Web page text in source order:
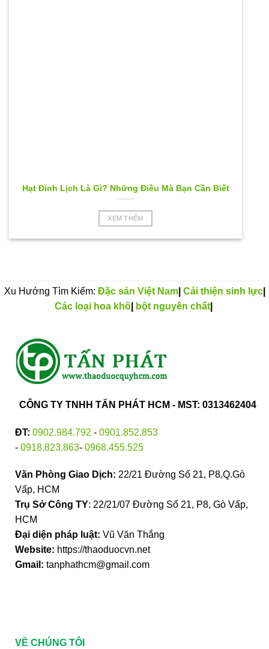
Hạt Đình Lịch Là Gì? Những Điều Mà Bạn Cần Biết
XEM THÊM
Xu Hướng Tìm Kiếm: Đặc sản Việt Nam| Cải thiện sinh lực|
Các loại hoa khô| bột nguyên chất|
CÔNG TY TNHH TẤN PHÁT HCM - MST: 0313462404
ĐT: 0902.984.792 - 0901.852.853
- 0918.823.863- 0968.455.525
Văn Phòng Giao Dịch: 22/21 Đường Số 21, P8,Q.Gò
Vấp, HCM
Trụ Sở Công TY: 22/21/07 Đường Số 21, P8, Gò Vấp,
HCM
Đại diện pháp luật: Vũ Văn Thắng
Website: https://thaoduocvn.net
Gmail: tanphathcm@gmail.com
VỀ CHÚNG TÔI